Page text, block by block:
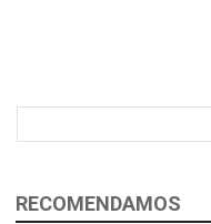
RECOMENDAMOS